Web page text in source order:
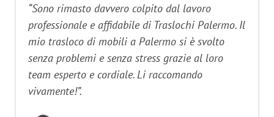
“Sono rimasto davvero colpito dal lavoro
professionale e affidabile di Traslochi Palermo. Il
mio trasloco di mobili a Palermo si è svolto
senza problemi e senza stress grazie al loro
team esperto e cordiale. Li raccomando
vivamente!”.